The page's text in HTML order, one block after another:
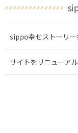
sippo幸せストーリ
サイトをリニューア